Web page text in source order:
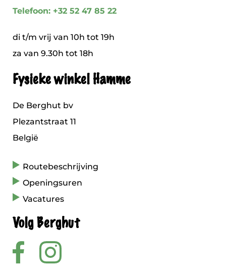
Telefoon: +32 52 47 85 22
di t/m vrij van 10h tot 19h
za van 9.30h tot 18h
Fysieke winkel Hamme
De Berghut bv
Plezantstraat 11
België
Routebeschrijving
Openingsuren
Vacatures
Volg Berghut